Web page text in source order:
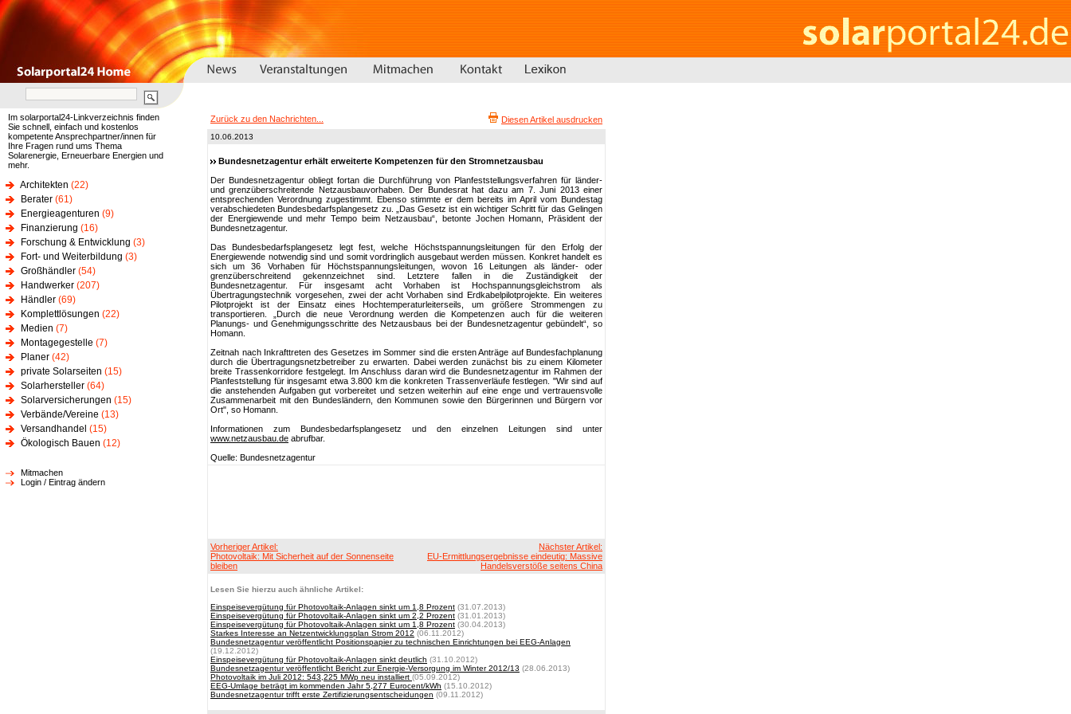
Im solarportal24-Linkverzeichnis finden
Sie schnell, einfach und kostenlos
kompetente Ansprechpartner/innen für
Ihre Fragen rund ums Thema
Solarenergie, Erneuerbare Energien und
mehr.
Architekten (22)
Berater (61)
Energieagenturen (9)
Finanzierung (16)
Forschung & Entwicklung (3)
Fort- und Weiterbildung (3)
Großhändler (54)
Handwerker (207)
Händler (69)
Komplettlösungen (22)
Medien (7)
Montagegestelle (7)
Planer (42)
private Solarseiten (15)
Solarhersteller (64)
Solarversicherungen (15)
Verbände/Vereine (13)
Versandhandel (15)
Ökologisch Bauen (12)
Mitmachen
Login / Eintrag ändern
Zurück zu den Nachrichten... Diesen Artikel ausdrucken
10.06.2013
Bundesnetzagentur erhält erweiterte Kompetenzen für den Stromnetzausbau
Der Bundesnetzagentur obliegt fortan die Durchführung von Planfeststellungsverfahren für länder-
und grenzüberschreitende Netzausbauvorhaben. Der Bundesrat hat dazu am 7. Juni 2013 einer
entsprechenden Verordnung zugestimmt. Ebenso stimmte er dem bereits im April vom Bundestag
verabschiedeten Bundesbedarfsplangesetz zu. „Das Gesetz ist ein wichtiger Schritt für das Gelingen
der Energiewende und mehr Tempo beim Netzausbau“, betonte Jochen Homann, Präsident der
Bundesnetzagentur.
Das Bundesbedarfsplangesetz legt fest, welche Höchstspannungsleitungen für den Erfolg der
Energiewende notwendig sind und somit vordringlich ausgebaut werden müssen. Konkret handelt es
sich um 36 Vorhaben für Höchstspannungsleitungen, wovon 16 Leitungen als länder- oder
grenzüberschreitend gekennzeichnet sind. Letztere fallen in die Zuständigkeit der
Bundesnetzagentur. Für insgesamt acht Vorhaben ist Hochspannungsgleichstrom als
Übertragungstechnik vorgesehen, zwei der acht Vorhaben sind Erdkabelpilotprojekte. Ein weiteres
Pilotprojekt ist der Einsatz eines Hochtemperaturleiterseils, um größere Strommengen zu
transportieren. „Durch die neue Verordnung werden die Kompetenzen auch für die weiteren
Planungs- und Genehmigungsschritte des Netzausbaus bei der Bundesnetzagentur gebündelt“, so
Homann.
Zeitnah nach Inkrafttreten des Gesetzes im Sommer sind die ersten Anträge auf Bundesfachplanung
durch die Übertragungsnetzbetreiber zu erwarten. Dabei werden zunächst bis zu einem Kilometer
breite Trassenkorridore festgelegt. Im Anschluss daran wird die Bundesnetzagentur im Rahmen der
Planfeststellung für insgesamt etwa 3.800 km die konkreten Trassenverläufe festlegen. "Wir sind auf
die anstehenden Aufgaben gut vorbereitet und setzen weiterhin auf eine enge und vertrauensvolle
Zusammenarbeit mit den Bundesländern, den Kommunen sowie den Bürgerinnen und Bürgern vor
Ort", so Homann.
Informationen zum Bundesbedarfsplangesetz und den einzelnen Leitungen sind unter
www.netzausbau.de abrufbar.
Quelle: Bundesnetzagentur
Vorheriger Artikel:
Photovoltaik: Mit Sicherheit auf der Sonnenseite
bleiben
Nächster Artikel:
EU-Ermittlungsergebnisse eindeutig: Massive
Handelsverstöße seitens China
Lesen Sie hierzu auch ähnliche Artikel:
Einspeisevergütung für Photovoltaik-Anlagen sinkt um 1,8 Prozent (31.07.2013)
Einspeisevergütung für Photovoltaik-Anlagen sinkt um 2,2 Prozent (31.01.2013)
Einspeisevergütung für Photovoltaik-Anlagen sinkt um 1,8 Prozent (30.04.2013)
Starkes Interesse an Netzentwicklungsplan Strom 2012 (06.11.2012)
Bundesnetzagentur veröffentlicht Positionspapier zu technischen Einrichtungen bei EEG-Anlagen
(19.12.2012)
Einspeisevergütung für Photovoltaik-Anlagen sinkt deutlich (31.10.2012)
Bundesnetzagentur veröffentlicht Bericht zur Energie-Versorgung im Winter 2012/13 (28.06.2013)
Photovoltaik im Juli 2012: 543,225 MWp neu installiert (05.09.2012)
EEG-Umlage beträgt im kommenden Jahr 5,277 Eurocent/kWh (15.10.2012)
Bundesnetzagentur trifft erste Zertifizierungsentscheidungen (09.11.2012)